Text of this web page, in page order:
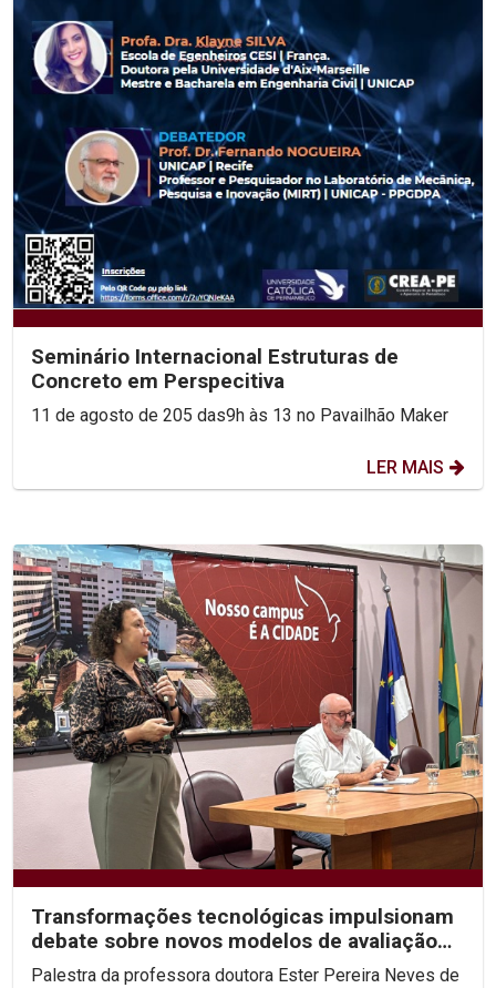
Seminário Internacional Estruturas de
Concreto em Perspecitiva
11 de agosto de 205 das9h às 13 no Pavailhão Maker
LER MAIS
Transformações tecnológicas impulsionam
debate sobre novos modelos de avaliação
do ensino superior
Palestra da professora doutora Ester Pereira Neves de